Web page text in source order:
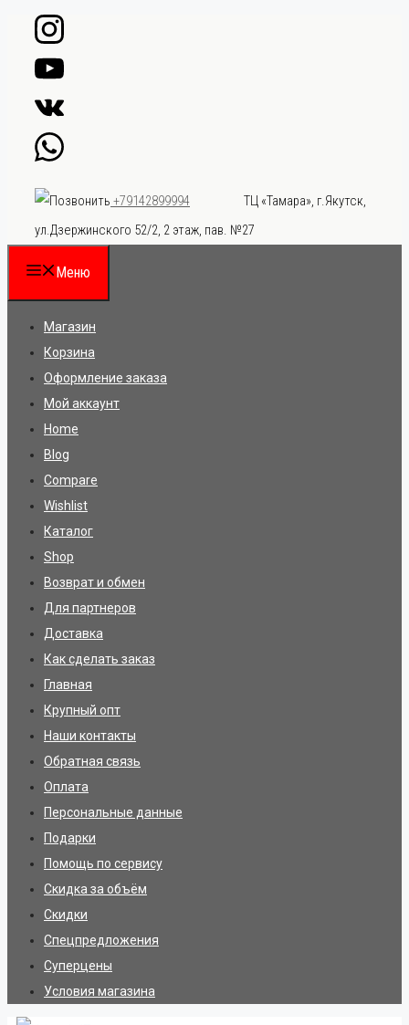
Перейти
содержимому
+79142899994
ТЦ «Тамара», г.Якутск,
ул.Дзержинского 52/2, 2 этаж, пав. №27
Меню
Магазин
Корзина
Оформление заказа
Мой аккаунт
Home
Blog
Compare
Wishlist
Каталог
Shop
Возврат и обмен
Для партнеров
Доставка
Как сделать заказ
Главная
Крупный опт
Наши контакты
Обратная связь
Оплата
Персональные данные
Подарки
Помощь по сервису
Скидка за объём
Скидки
Спецпредложения
Суперцены
Условия магазина